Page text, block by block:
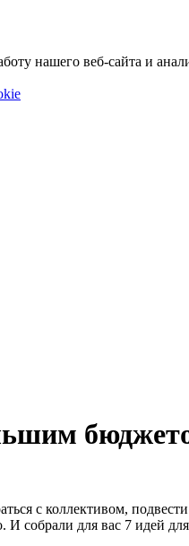
нашего веб-сайта и
с коллективом,
собрали для вас 7 идей